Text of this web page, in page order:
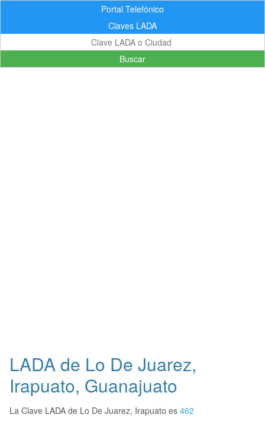
Portal Telefónico
Claves LADA
Buscar
LADA de Lo De Juarez,
Irapuato, Guanajuato
La Clave LADA de Lo De Juarez, Irapuato es 462